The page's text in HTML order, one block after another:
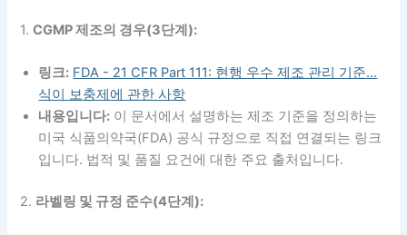
1.CGMP 제조의 경우(3단계):
링크: FDA - 21 CFR Part 111: 현행 우수 제조 관리 기준...
식이 보충제에 관한 사항
내용입니다: 이 문서에서 설명하는 제조 기준을 정의하는
미국 식품의약국(FDA) 공식 규정으로 직접 연결되는 링크
입니다. 법적 및 품질 요건에 대한 주요 출처입니다.
2. 라벨링 및 규정 준수(4단계):